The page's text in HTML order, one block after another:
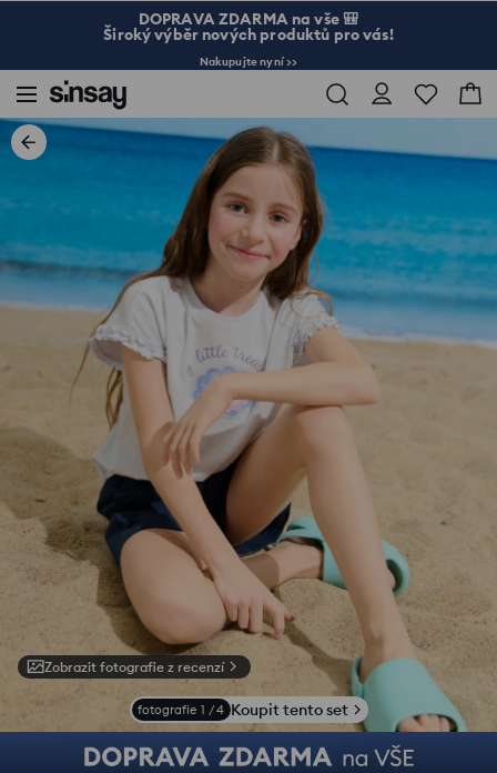
DOPRAVA ZDARMA na vše 🎒
Široký výběr nových produktů pro vás!
Nakupujte nyní >>
Zobrazit fotografie z recenzí
fotografie 1 /4 Koupit tento set